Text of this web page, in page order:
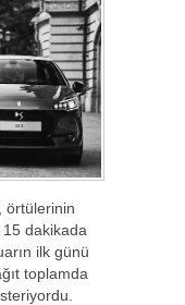
örtülerinin
15 dakikada
ilk günü
toplamda